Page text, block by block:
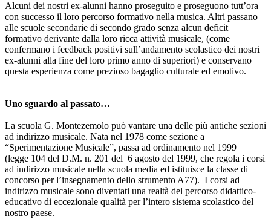
Alcuni dei nostri ex-alunni hanno proseguito e proseguono tutt’ora
con successo il loro percorso formativo nella musica. Altri passano
alle scuole secondarie di secondo grado senza alcun deficit
formativo derivante dalla loro ricca attività musicale, (come
confermano i feedback positivi sull’andamento scolastico dei nostri
ex-alunni alla fine del loro primo anno di superiori) e conservano
questa esperienza come prezioso bagaglio culturale ed emotivo.
Uno sguardo al passato…
La scuola G. Montezemolo può vantare una delle più antiche sezioni
ad indirizzo musicale. Nata nel 1978 come sezione a
“Sperimentazione Musicale”, passa ad ordinamento nel 1999
(legge 104 del D.M. n. 201 del 6 agosto del 1999, che regola i corsi
ad indirizzo musicale nella scuola media ed istituisce la classe di
concorso per l’insegnamento dello strumento A77). I corsi ad
indirizzo musicale sono diventati una realtà del percorso didattico-
educativo di eccezionale qualità per l’intero sistema scolastico del
nostro paese.